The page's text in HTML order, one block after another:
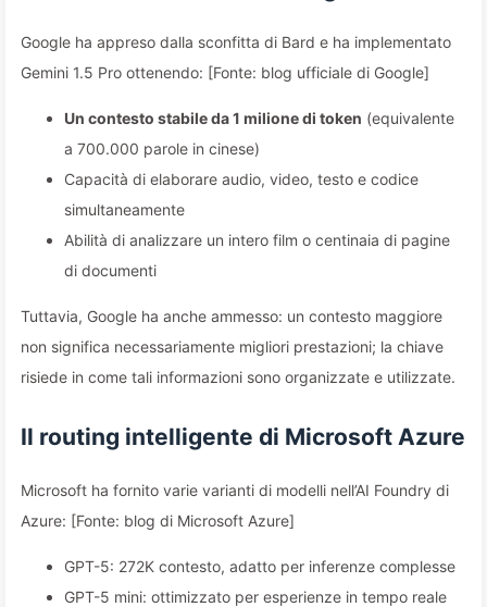
Google ha appreso dalla sconfitta di Bard e ha implementato
Gemini 1.5 Pro ottenendo: [Fonte: blog ufficiale di Google]
Un contesto stabile da 1 milione di token (equivalente
a 700.000 parole in cinese)
Capacità di elaborare audio, video, testo e codice
simultaneamente
Abilità di analizzare un intero film o centinaia di pagine
di documenti
Tuttavia, Google ha anche ammesso: un contesto maggiore
non significa necessariamente migliori prestazioni; la chiave
risiede in come tali informazioni sono organizzate e utilizzate.
Il routing intelligente di Microsoft Azure
Microsoft ha fornito varie varianti di modelli nell’AI Foundry di
Azure: [Fonte: blog di Microsoft Azure]
GPT-5: 272K contesto, adatto per inferenze complesse
GPT-5 mini: ottimizzato per esperienze in tempo reale